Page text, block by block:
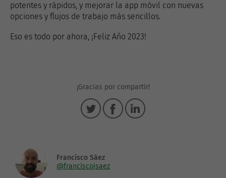
potentes y rápidos, y mejorar la app móvil con nuevas
opciones y flujos de trabajo más sencillos.
Eso es todo por ahora, ¡Feliz Año 2023!
¡Gracias por compartir!
Francisco Sáez
@franciscojsaez